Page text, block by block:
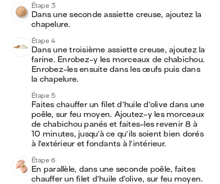
Étape 3
Dans une seconde assiette creuse, ajoutez la
chapelure.
Étape 4
Dans une troisième assiette creuse, ajoutez la
farine. Enrobez-y les morceaux de chabichou.
Enrobez-les ensuite dans les œufs puis dans
la chapelure.
Étape 5
Faites chauffer un filet d’huile d’olive dans une
poêle, sur feu moyen. Ajoutez-y les morceaux
de chabichou panés et faites-les revenir 8 à
10 minutes, jusqu’à ce qu’ils soient bien dorés
à l’extérieur et fondants à l’intérieur.
Étape 6
En parallèle, dans une seconde poêle, faites
chauffer un filet d’huile d’olive, sur feu moyen.